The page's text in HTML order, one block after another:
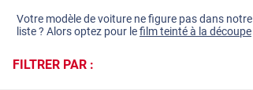
Honda
Voir tout
Votre modèle de voiture ne figure pas dans notre
liste ? Alors optez pour lefilm teinté à la découpe
FILTRER PAR :